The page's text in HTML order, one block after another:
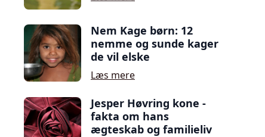
Nem Kage børn: 12
nemme og sunde kager
de vil elske
Læs mere
Jesper Høvring kone -
fakta om hans
ægteskab og familieliv